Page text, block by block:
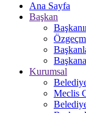
Ana Sayfa
Başkan
Kurumsal
Meclis